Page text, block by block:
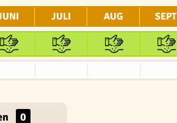
JULI AUG SEPT
0